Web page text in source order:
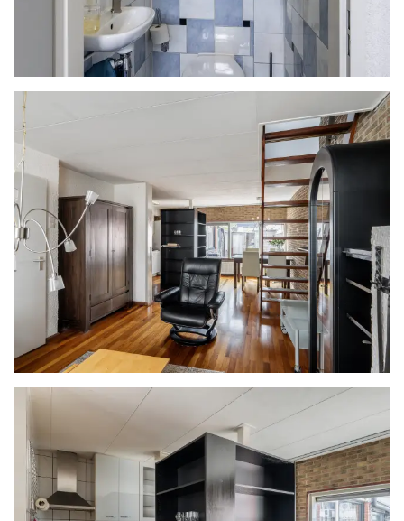
uitnodiging tot het doen van een bod of om in
onderhandeling te treden. Er kunnen geen
rechten worden ontleend aan deze informatie.
Vlietlanden NVM Makelaars streeft ernaar de
informatie op haar website / brochures en
andere uitingen zo actueel en nauwkeurig
mogelijk weer te geven. Hoewel de informatie
met de grootst mogelijke zorgvuldigheid is
samengesteld aanvaarden wij geen enkele
aansprakelijkheid ten aanzien van de juistheid
van de vermelde gegevens.